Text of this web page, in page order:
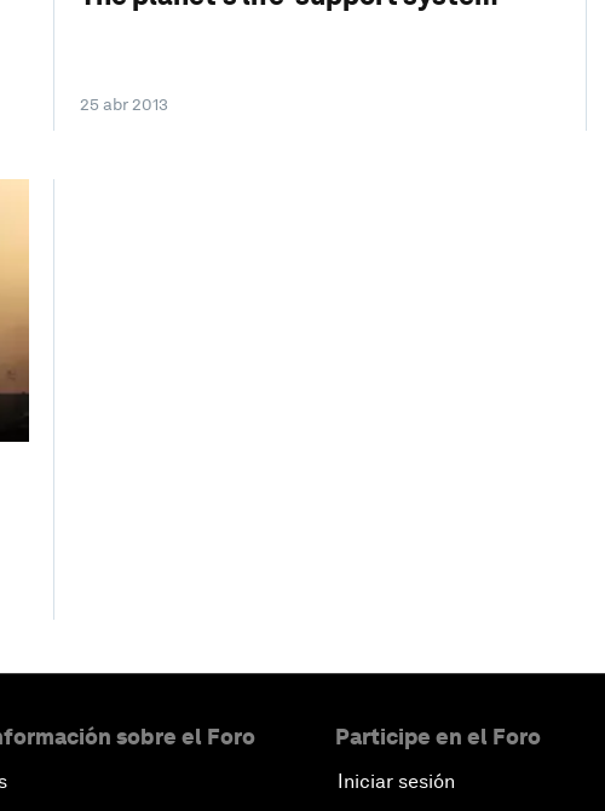
25 abr 2013
sobre el Foro Participe en el Foro
Iniciar sesión